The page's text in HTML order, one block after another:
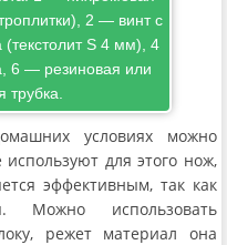
2 — винт с
S 4 мм), 4
6 — резиновая или
трубка.
условиях можно
для этого нож,
эффективным, так как
Можно использовать
режет материал она